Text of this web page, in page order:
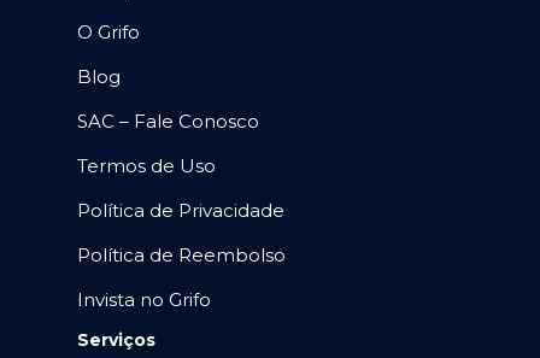
O Grifo
Blog
SAC – Fale Conosco
Termos de Uso
Política de Privacidade
Política de Reembolso
Invista no Grifo
Serviços